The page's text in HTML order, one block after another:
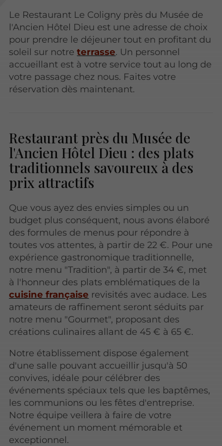
Le Restaurant Le Coligny près du Musée de
l'Ancien Hôtel Dieu est une adresse de choix
pour prendre le déjeuner tout en profitant du
soleil sur notreterrasse. Un personnel
accueillant est à votre service tout au long de
votre passage chez nous. Faites votre
réservation dès maintenant.
Restaurant près du Musée de
l'Ancien Hôtel Dieu : des plats
traditionnels savoureux à des
prix attractifs
Que vous ayez des envies simples ou un
budget plus conséquent, nous avons élaboré
des formules de menus pour répondre à
toutes vos attentes, à partir de 22 €. Pour une
expérience gastronomique traditionnelle,
notre menu "Tradition", à partir de 34 €, met
à l'honneur des plats emblématiques de la
cuisine française revisités avec audace. Les
amateurs de raffinement seront séduits par
notre menu "Gourmet", proposant des
créations culinaires allant de 45 € à 65 €.
Notre établissement dispose également
d'une salle pouvant accueillir jusqu'à 50
convives, idéale pour célébrer des
événements spéciaux tels que les baptêmes,
les communions ou les fêtes d'entreprise.
Notre équipe veillera à faire de votre
événement un moment mémorable et
exceptionnel.